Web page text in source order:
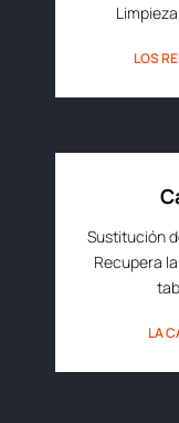
LOS
Sustitución
Recupera
LA